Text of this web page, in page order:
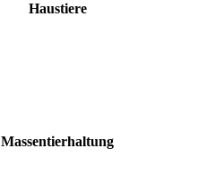
Haustiere
Massentierhaltung